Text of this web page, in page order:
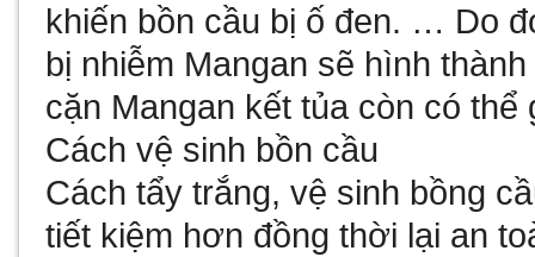
khiến bồn cầu bị ố đen. … Do
bị nhiễm Mangan sẽ hình
cặn Mangan kết tủa còn có
Cách vệ sinh bồn cầu
Cách tẩy trắng, vệ sinh bồng
tiết kiệm hơn đồng thời lại an